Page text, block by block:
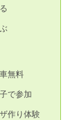
無料
で参加
作り体験